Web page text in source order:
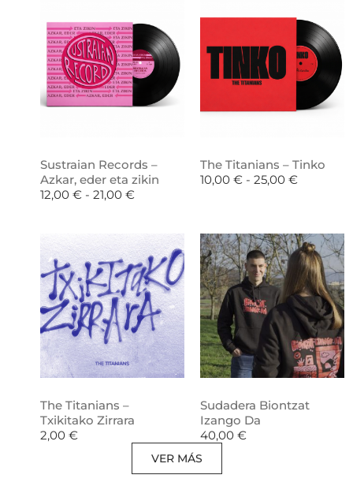
Sustraian Records –
Azkar, eder eta zikin
12,00 € - 21,00 €
The Titanians – Tinko
10,00 € - 25,00 €
The Titanians –
Txikitako Zirrara
2,00 €
Sudadera Biontzat
Izango Da
40,00 €
VER MÁS